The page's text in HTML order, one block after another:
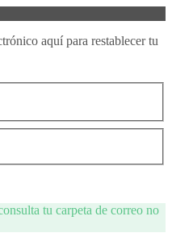
aquí para restablecer tu
tu carpeta de correo no